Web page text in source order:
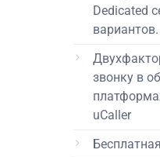
Dedicated
вариантов.
звонку в
uCaller